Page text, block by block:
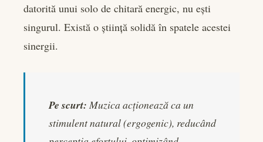
datorită unui solo de chitară energic, nu ești
singurul. Există o știință solidă în spatele acestei
sinergii.
Pe scurt: Muzica acționează ca un
stimulent natural (ergogenic), reducând